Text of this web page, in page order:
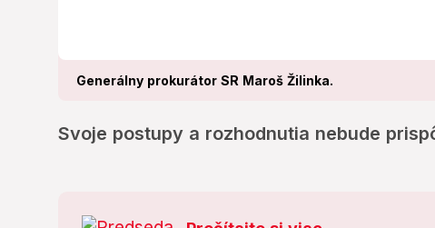
Generálny prokurátor SR Maroš Žilinka.
Svoje postupy a rozhodnutia nebude